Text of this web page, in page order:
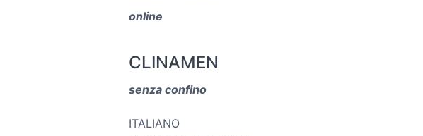
online
CLINAMEN
senza confino
ITALIANO